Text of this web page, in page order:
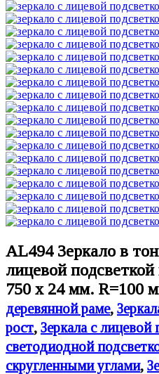
AL494 Зеркало в
лицевой
750 х 24 мм. R=100
деревянной раме,
рост, Зеркала с лицевой
светодиодной
скругленными углами,